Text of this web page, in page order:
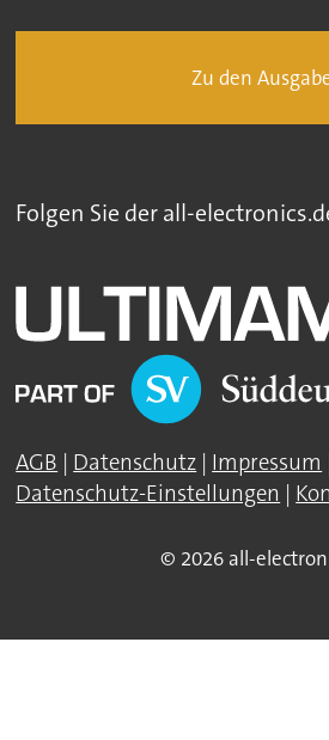
Zu den
Folgen Sie der all-
AGB | Datenschutz | Impressum
Datenschutz-Einstellungen |
© 2026 all-